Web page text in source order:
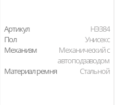
Артикул
HЭ384
Пол
Унисекс
Механизм
Механический с
автоподзаводом
Материал ремня
Стальной